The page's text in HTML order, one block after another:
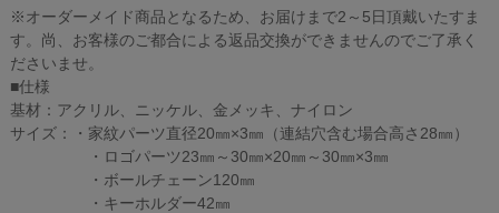
※オーダーメイド商品となるため、お届けまで2～5日頂戴いたすま
す。尚、お客様のご都合による返品交換ができませんのでご了承く
ださいませ。
■仕様
基材：アクリル、ニッケル、金メッキ、ナイロン
サイズ：・家紋パーツ直径20㎜×3㎜（連結穴含む場合高さ28㎜）
・ロゴパーツ23㎜～30㎜×20㎜～30㎜×3㎜
・ボールチェーン120㎜
・キーホルダー42㎜